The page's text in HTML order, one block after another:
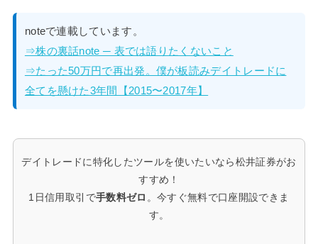
noteで連載しています。
⇒株の裏話note ─ 表では語りたくないこと
⇒たった50万円で再出発。僕が板読みデイトレードに
全てを懸けた3年間【2015〜2017年】
デイトレードに特化したツールを使いたいなら松井証券がお
すすめ！
1日信用取引で手数料ゼロ 。今すぐ無料で口座開設できま
す。